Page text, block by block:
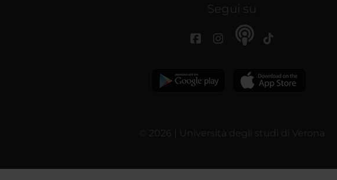
Segui su
© 2026 | Università degli studi di Verona